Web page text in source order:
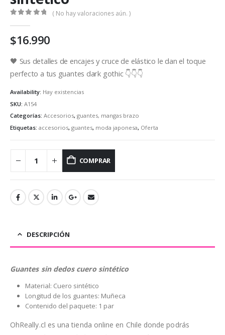
( No hay valoraciones aún. )
$16.990
🖤 Sus detalles de encajes y cruce de elástico le dan el toque
perfecto a tus guantes dark gothic 👇👇👇
Availability: Hay existencias
SKU: A154
Categorías: Accesorios, guantes, mangas brazo
Etiquetas: accesorios, guantes, moda japonesa, Oferta
COMPRAR
DESCRIPCIÓN
Guantes sin dedos cuero sintético
Material: Cuero sintético
Longitud de los guantes: Muñeca
Contenido del paquete: 1 par
OhReally.cl es una tienda online en Chile donde podrás